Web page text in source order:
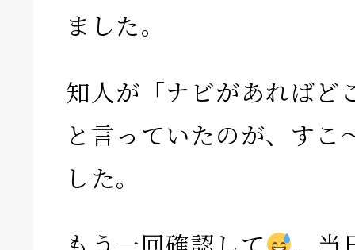
ました。
知人が「ナビがあればど
と言っていたのが、すこ
した。